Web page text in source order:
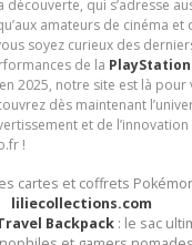
découverte, qui s’adresse
amateurs de cinéma et
soyez curieux des
de la PlayStation
2025, notre site est là pour
dès maintenant
et de l’innovation
!
cartes et coffrets
liliecollections.com
Backpack : le sac